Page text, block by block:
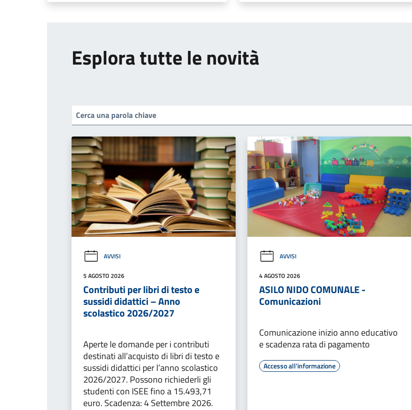
Esplora tutte le novità
AVVISI
5 AGOSTO 2026
Contributi per libri di testo e
sussidi didattici – Anno
scolastico 2026/2027
Aperte le domande per i contributi
destinati all’acquisto di libri di testo e
sussidi didattici per l’anno scolastico
2026/2027. Possono richiederli gli
studenti con ISEE fino a 15.493,71
euro. Scadenza: 4 Settembre 2026.
AVVISI
4 AGOSTO 2026
ASILO NIDO COMUNALE -
Comunicazioni
Comunicazione inizio anno educativo
e scadenza rata di pagamento
Accesso all'informazione